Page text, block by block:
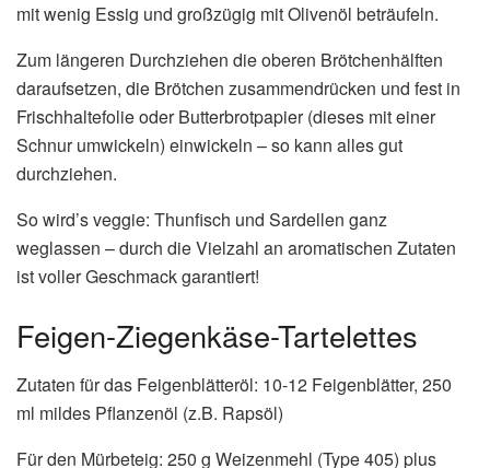
mit wenig Essig und großzügig mit Olivenöl beträufeln.
Zum längeren Durchziehen die oberen Brötchenhälften
daraufsetzen, die Brötchen zusammendrücken und fest in
Frischhaltefolie oder Butterbrotpapier (dieses mit einer
Schnur umwickeln) einwickeln – so kann alles gut
durchziehen.
So wird’s veggie: Thunfisch und Sardellen ganz
weglassen – durch die Vielzahl an aromatischen Zutaten
ist voller Geschmack garantiert!
Feigen-Ziegenkäse-Tartelettes
Zutaten für das Feigenblätteröl: 10-12 Feigenblätter, 250
ml mildes Pflanzenöl (z.B. Rapsöl)
Für den Mürbeteig: 250 g Weizenmehl (Type 405) plus